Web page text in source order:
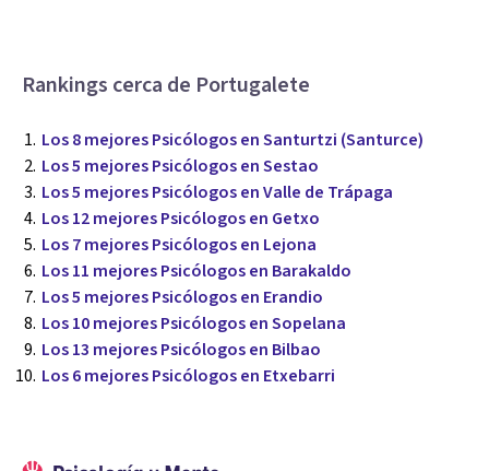
Rankings cerca de Portugalete
Los 8 mejores Psicólogos en Santurtzi (Santurce)
Los 5 mejores Psicólogos en Sestao
Los 5 mejores Psicólogos en Valle de Trápaga
Los 12 mejores Psicólogos en Getxo
Los 7 mejores Psicólogos en Lejona
Los 11 mejores Psicólogos en Barakaldo
Los 5 mejores Psicólogos en Erandio
Los 10 mejores Psicólogos en Sopelana
Los 13 mejores Psicólogos en Bilbao
Los 6 mejores Psicólogos en Etxebarri